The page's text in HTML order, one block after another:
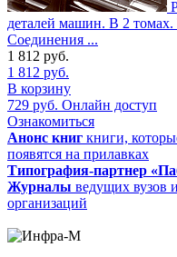
деталей машин. В 2
Соединения ...
1 812 руб.
1 812 руб.
В корзину
729 руб. Онлайн доступ
Ознакомиться
Анонс книг книги,
появятся на прилавках
Типография-партнер
Журналы ведущих вузов
организаций